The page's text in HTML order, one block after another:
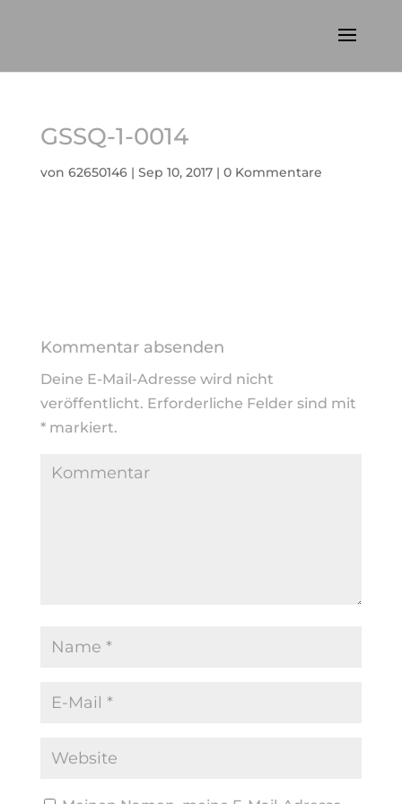
GSSQ-1-0014
von 62650146| Sep 10, 2017| 0 Kommentare
Kommentar absenden
Deine E-Mail-Adresse wird nicht
veröffentlicht. Erforderliche Felder sind mit
*markiert.